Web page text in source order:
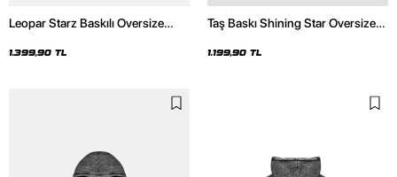
Leopar Starz Baskılı Oversize
Hoodie
1.399,90 TL
Taş Baskı Shining Star Oversize
1.199,90 TL